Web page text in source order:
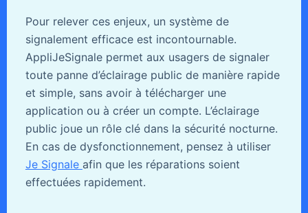
Pour relever ces enjeux, un système de
signalement efficace est incontournable.
AppliJeSignale permet aux usagers de signaler
toute panne d’éclairage public de manière rapide
et simple, sans avoir à télécharger une
application ou à créer un compte. L’éclairage
public joue un rôle clé dans la sécurité nocturne.
En cas de dysfonctionnement, pensez à utiliser
Je Signale afin que les réparations soient
effectuées rapidement.